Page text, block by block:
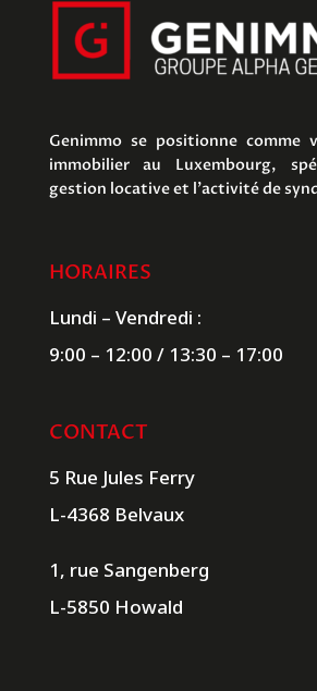
Genimmo se positionne comme
immobilier au Luxembourg,
gestion locative et l’activité de
HORAIRES
Lundi – Vendredi :
9:00 – 12:00 / 13:30 – 17:00
CONTACT
5 Rue Jules Ferry
L-4368 Belvaux
1, rue Sangenberg
L-5850 Howald